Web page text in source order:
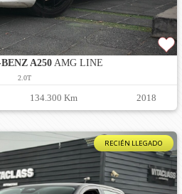
A250AMG LINE
2.0T
134.300 Km 2018
RECIÉN LLEGADO